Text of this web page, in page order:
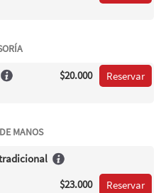
$20.000 Reservar
MANOS
$23.000
Reservar